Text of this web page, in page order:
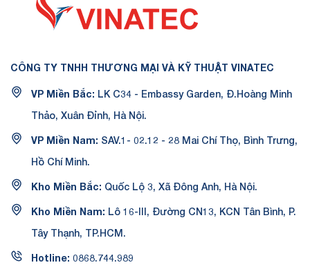
CÔNG TY TNHH THƯƠNG MẠI VÀ KỸ THUẬT VINATEC
VP Miền Bắc: LK C34 - Embassy Garden, Đ.Hoàng Minh
Thảo, Xuân Đỉnh, Hà Nội.
VP Miền Nam: SAV.1- 02.12 - 28 Mai Chí Thọ, Bình Trưng,
Hồ Chí Minh.
Kho Miền Bắc: Quốc Lộ 3, Xã Đông Anh, Hà Nội.
Kho Miền Nam: Lô 16-III, Đường CN13, KCN Tân Bình, P.
Tây Thạnh, TP.HCM.
Hotline: 0868.744.989